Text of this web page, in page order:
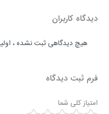
دیدگاه کاربران
هیچ دیدگاهی ثبت نشده ،
فرم ثبت دیدگاه
امتیاز کلی شما